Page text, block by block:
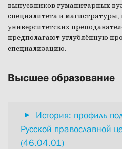
выпускников гуманитарных
специалитета и магистратуры,
университетских
предполагают углублённую
специализацию.
Высшее образование
История: профиль
Русской православной
(46.04.01)